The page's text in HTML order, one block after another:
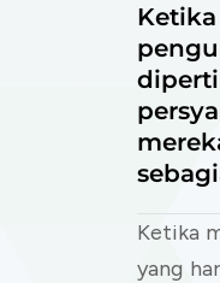
Ketika
yang